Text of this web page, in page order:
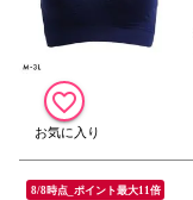
8/8時点_ポイント最大11倍